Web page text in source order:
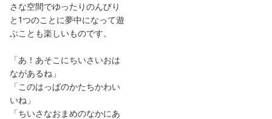
さな空間でゆったりのんびり
と1つのことに夢中になって遊
ぶことも楽しいものです。
「あ！あそこにちいさいおは
ながあるね」
「このはっぱのかたちかわい
いね」
「ちいさなおまめのなかにあ